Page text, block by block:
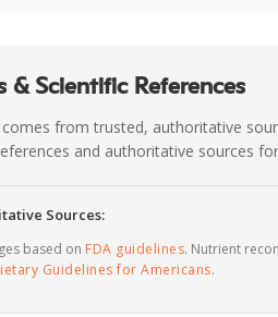
& Scientific References
from trusted, authoritative
and authoritative sources
Sources:
based on FDA guidelines. Nutrient
Guidelines for Americans.